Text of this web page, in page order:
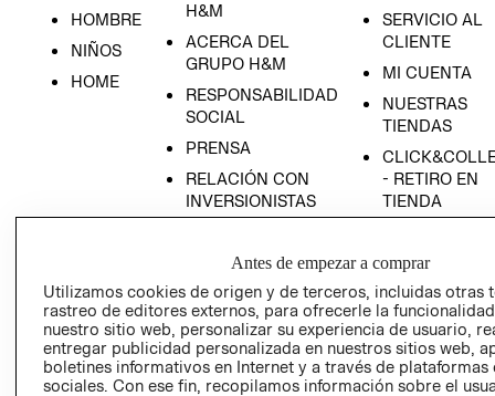
HOMBRE
NIÑOS
HOME
H&M
ACERCA DEL
GRUPO H&M
RESPONSABILIDAD
SOCIAL
PRENSA
RELACIÓN CON
INVERSIONISTAS
EMPRESARIAL
SERVICIO AL
CLIENTE
MI CUENTA
NUESTRAS
TIENDAS
- RETIRO EN
TIENDA
AVISO DE
PRIVACIDAD
GIFT CARD
AVISO DE
COOKIES
Antes de empezar a comprar
Utilizamos cookies de origen y de terceros, incluidas otras
rastreo de editores externos, para ofrecerle la
nuestro sitio web, personalizar su experiencia de usuario,
entregar publicidad personalizada en nuestros sitios web,
boletines informativos en Internet y a través de plataformas
sociales. Con ese fin, recopilamos información sobre el